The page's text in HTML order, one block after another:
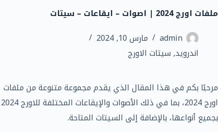
ملفات اورج 2024 | اصوات – ايقاعات – سيتات
admin
مارس 10, 2024
اندرويد,سيتات الاورج
مرحبًا بكم في هذا المقال الذي يقدم مجموعة متنوعة من ملفات
اورج 2024، بما في ذلك الأصوات والإيقاعات المختلفة للاورج 2024
بجميع أنواعها، بالإضافة إلى السيتات المتاحة.